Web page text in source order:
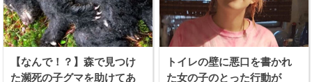
【なんで！？】森で見つけ
た瀕死の子グマを助けてあ
トイレの壁に悪口を書かれ
た女の子のとった行動が